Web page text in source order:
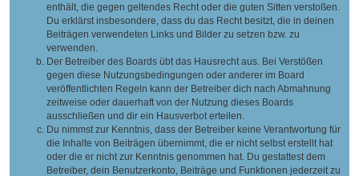
enthält, die gegen geltendes Recht oder die guten Sitten verstoßen.
Du erklärst insbesondere, dass du das Recht besitzt, die in deinen
Beiträgen verwendeten Links und Bilder zu setzen bzw. zu
verwenden.
Der Betreiber des Boards übt das Hausrecht aus. Bei Verstößen
gegen diese Nutzungsbedingungen oder anderer im Board
veröffentlichten Regeln kann der Betreiber dich nach Abmahnung
zeitweise oder dauerhaft von der Nutzung dieses Boards
ausschließen und dir ein Hausverbot erteilen.
Du nimmst zur Kenntnis, dass der Betreiber keine Verantwortung für
die Inhalte von Beiträgen übernimmt, die er nicht selbst erstellt hat
oder die er nicht zur Kenntnis genommen hat. Du gestattest dem
Betreiber, dein Benutzerkonto, Beiträge und Funktionen jederzeit zu